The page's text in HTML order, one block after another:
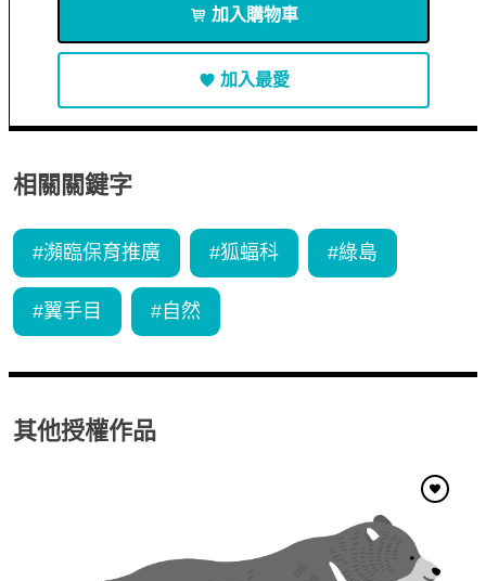
加入購物車
加入最愛
相關關鍵字
#瀕臨保育推廣 #狐蝠科 #綠島
#翼手目 # 自然
其他授權作品